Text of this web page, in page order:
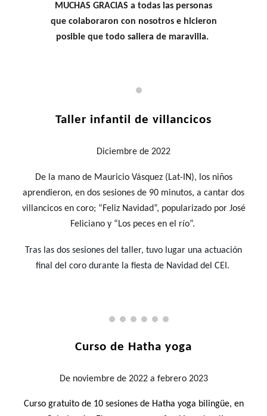
MUCHAS GRACIAS a todas las personas
que colaboraron con nosotros e hicieron
posible que todo saliera de maravilla.
Taller infantil de villancicos
Diciembre de 2022
De la mano de Mauricio Vásquez (Lat-IN), los niños
aprendieron, en dos sesiones de 90 minutos, a cantar dos
villancicos en coro; “Feliz Navidad”, popularizado por José
Feliciano y “Los peces en el río”.
Tras las dos sesiones del taller, tuvo lugar una actuación
final del coro durante la fiesta de Navidad del CEI.
Curso de Hatha yoga
De noviembre de 2022 a febrero2023
Curso gratuito de 10 sesiones de Hatha yoga bilingüe, en